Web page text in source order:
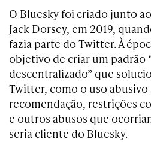
O Bluesky foi criado junto
Jack Dorsey, em 2019,
fazia parte do Twitter. À
objetivo de criar um padrão
descentralizado” que
Twitter, como o uso
recomendação, restrições
e outros abusos que
seria cliente do Bluesky.